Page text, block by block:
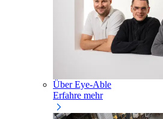
Über Eye-Able
Erfahre mehr